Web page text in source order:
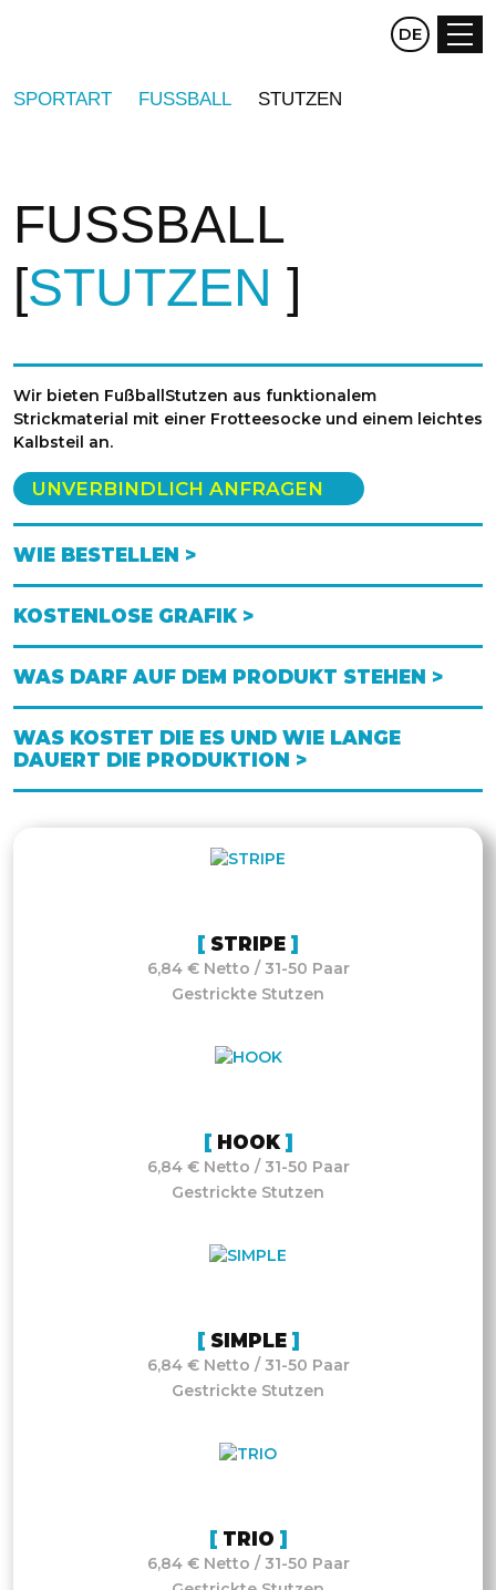
CZ EN
DE
SPORTART FUSSBALL STUTZEN
FUSSBALL
STUTZEN
Wir bieten FußballStutzen aus funktionalem
Strickmaterial mit einer Frotteesocke und einem leichtes
Kalbsteil an.
UNVERBINDLICH ANFRAGEN
WIE BESTELLEN >
KOSTENLOSE GRAFIK >
WAS DARF AUF DEM PRODUKT STEHEN >
WAS KOSTET DIE ES UND WIE LANGE
DAUERT DIE PRODUKTION >
STRIPE
6,84 € Netto / 31-50 Paar
Gestrickte Stutzen
HOOK
6,84 € Netto / 31-50 Paar
Gestrickte Stutzen
SIMPLE
6,84 € Netto / 31-50 Paar
Gestrickte Stutzen
TRIO
6,84 € Netto / 31-50 Paar